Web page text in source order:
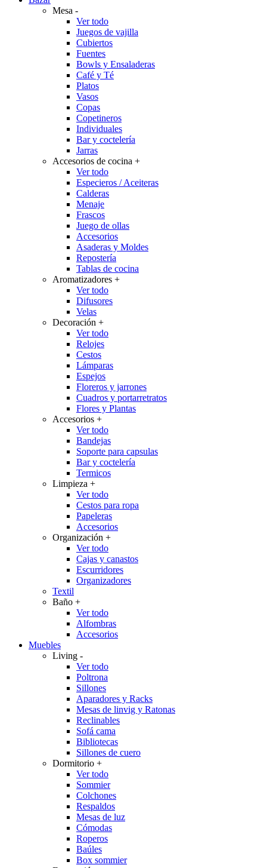
Mesa -
Ver todo
Juegos de vajilla
Cubiertos
Fuentes
Bowls y Ensaladeras
Café y Té
Platos
Vasos
Copas
Copetineros
Individuales
Bar y coctelería
Jarras
Accesorios de cocina +
Ver todo
Especieros / Aceiteras
Calderas
Menaje
Frascos
Juego de ollas
Accesorios
Asaderas y Moldes
Repostería
Tablas de cocina
Aromatizadores +
Ver todo
Difusores
Velas
Decoración +
Ver todo
Relojes
Cestos
Lámparas
Espejos
Floreros y jarrones
Cuadros y portarretratos
Flores y Plantas
Accesorios +
Ver todo
Bandejas
Soporte para capsulas
Bar y coctelería
Termicos
Limpieza +
Ver todo
Cestos para ropa
Papeleras
Accesorios
Organización +
Ver todo
Cajas y canastos
Escurridores
Organizadores
Textil
Baño +
Ver todo
Alfombras
Accesorios
Muebles
Living -
Ver todo
Poltrona
Sillones
Aparadores y Racks
Mesas de linvig y Ratonas
Reclinables
Sofá cama
Bibliotecas
Sillones de cuero
Dormitorio +
Ver todo
Sommier
Colchones
Respaldos
Mesas de luz
Cómodas
Roperos
Baúles
Box sommier